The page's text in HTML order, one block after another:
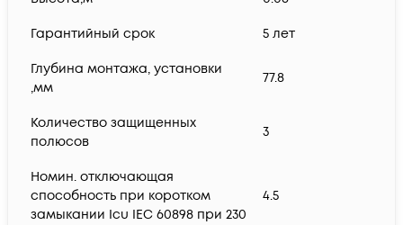
Гарантийный срок 5 лет
Глубина монтажа, установки
,мм
77.8
Количество защищенных
полюсов
3
Номин. отключающая
способность при коротком
замыкании Icu IEC 60898 при 230
4.5